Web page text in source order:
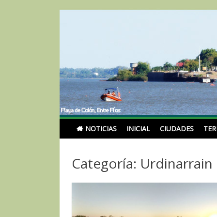
Noticias
NOTICIAS INICIAL CIUDADES
Categoría: Urdinarrain